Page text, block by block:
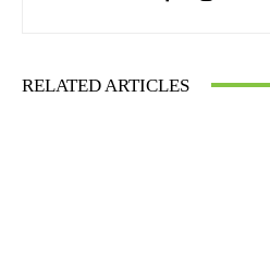
RELATED ARTICLES